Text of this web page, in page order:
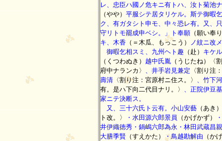
レ、忠臣ハ國ノ危キニ有トハ、汝ト菊池
（やや） 平服シテ居タリケル。斯テ御暇
ク、有ガタシト申モ、中々恐レ有。又、
守リトモ罷成申ベシ。」ト奉願 （願い奉
キ、木香 （＝木瓜、もっこう）
ノ紋ニ改
御暇乞相スミ、九州ヘト趣 （赴） キケ
（くつわぬき） 越中氏胤 （うじたね）〈
府中ナランカ〉
、井手岩見兼定 〈割り注
壽清 〈割り注：宮原村ニ住ス。〉
、竹下
有。是ハ下向二代目ナリ。〉
、正院伊豆
家ニテ決断ス。
又、三十六氏ト云有。小山安藝 （あき）
ト改。〉
・水田源六郎景員 （かげかず）
井伊織徳秀・鍋嶋六郎為永・林田武蔵昌
大膳季賢 （すえかた） ・鳥越勘解由 （か